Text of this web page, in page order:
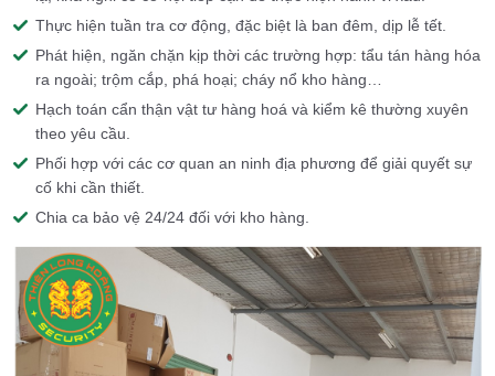
Thực hiện tuần tra cơ động, đặc biệt là ban đêm, dịp lễ tết.
Phát hiện, ngăn chặn kịp thời các trường hợp: tẩu tán hàng hóa
ra ngoài; trộm cắp, phá hoại; cháy nổ kho hàng…
Hạch toán cẩn thận vật tư hàng hoá và kiểm kê thường xuyên
theo yêu cầu.
Phối hợp với các cơ quan an ninh địa phương để giải quyết sự
cố khi cần thiết.
Chia ca bảo vệ 24/24 đối với kho hàng.